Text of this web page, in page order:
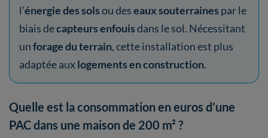
l’énergie des solsou deseaux souterraines par le
biais decapteurs enfouisdans le sol. Nécessitant
unforage du terrain, cette installation est plus
adaptée auxlogements en construction.
Quelle est la consommation en euros d’une
PAC dans une maison de 200 m² ?